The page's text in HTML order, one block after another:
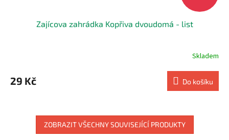
Zajícova zahrádka Kopřiva dvoudomá - list
Skladem
29 Kč Do košíku
ZOBRAZIT VŠECHNY SOUVISEJÍCÍ PRODUKTY